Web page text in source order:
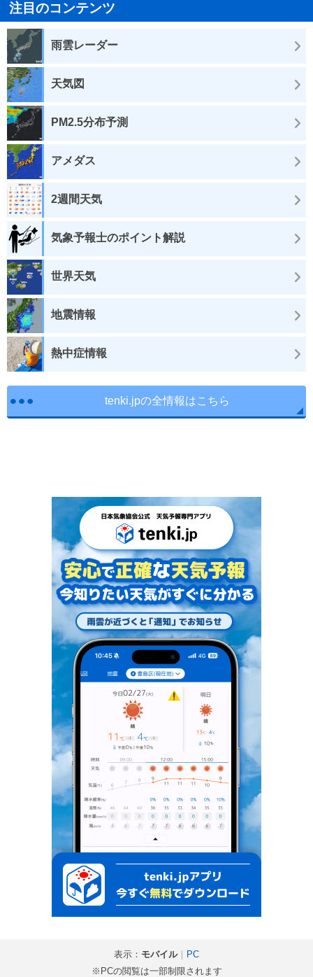
注目のコンテンツ
雨雲レーダー
天気図
PM2.5分布予測
アメダス
2週間天気
気象予報士のポイント解説
世界天気
地震情報
熱中症情報
tenki.jpの全情報はこちら
表示： モバイル｜
PC
※PCの閲覧は一部制限されます